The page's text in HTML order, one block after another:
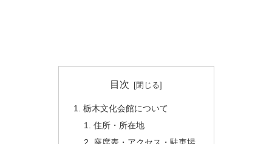
目次
栃木文化会館について
住所・所在地